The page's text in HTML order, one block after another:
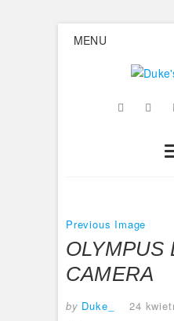
MENU
Facebook
Previous Image
OLYMPUS
CAMERA
by Duke_
24